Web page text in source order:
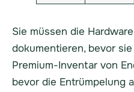
Sie müssen die
dokumentieren, bevor
Premium-Inventar von
bevor die Entrümpelung